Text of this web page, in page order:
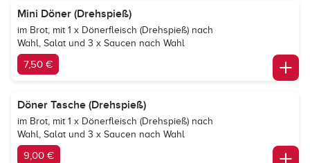
Mini Döner (Drehspieß)
im Brot, mit 1 x Dönerfleisch (Drehspieß) nach
Wahl, Salat und 3 x Saucen nach Wahl
7,50 €
Döner Tasche (Drehspieß)
im Brot, mit 1 x Dönerfleisch (Drehspieß) nach
Wahl, Salat und 3 x Saucen nach Wahl
9,00 €